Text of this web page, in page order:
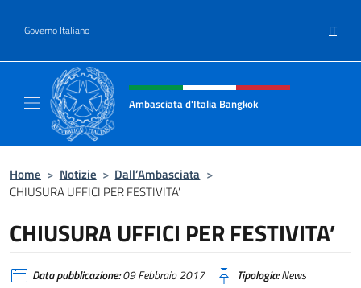
Governo Italiano IT
Intestazione sito, social e menù
Ambasciata d'Italia Bangkok
Home > Notizie > Dall’Ambasciata >
CHIUSURA UFFICI PER FESTIVITA’
CHIUSURA UFFICI PER FESTIVITA’
Data pubblicazione:09 Febbraio 2017 Tipologia:News